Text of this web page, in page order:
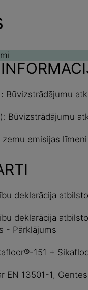
Būvizstrādājumu
Būvizstrādājumu
zemu emisijas līmeni
deklarācija
deklarācija
- Pārklājums
151 +
EN 13501-1,